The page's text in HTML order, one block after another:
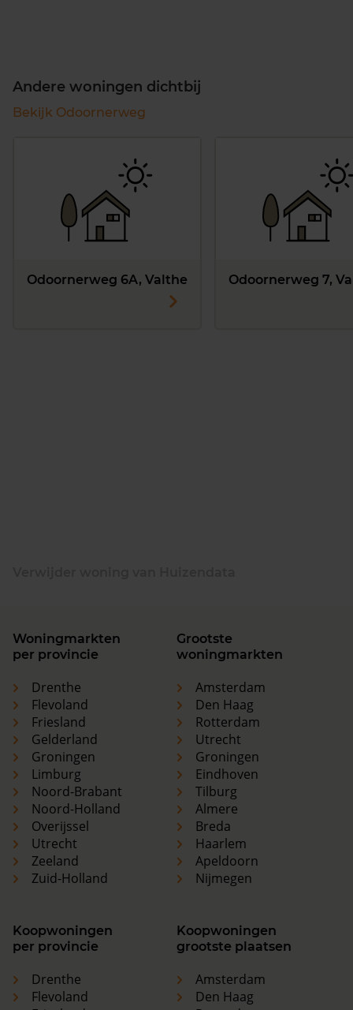
Andere woningen dichtbij
Bekijk Odoornerweg
Odoornerweg 6A, Valthe Odoornerweg 7,
Woningmarkten
per provincie
Drenthe
Flevoland
Friesland
Gelderland
Groningen
Limburg
Noord-Brabant
Noord-Holland
Overijssel
Utrecht
Zeeland
Zuid-Holland
Grootste
woningmarkten
Amsterdam
Den Haag
Rotterdam
Utrecht
Groningen
Eindhoven
Tilburg
Almere
Breda
Haarlem
Apeldoorn
Nijmegen
Koopwoningen
per provincie
Drenthe
Flevoland
Koopwoningen
grootste plaatsen
Amsterdam
Den Haag